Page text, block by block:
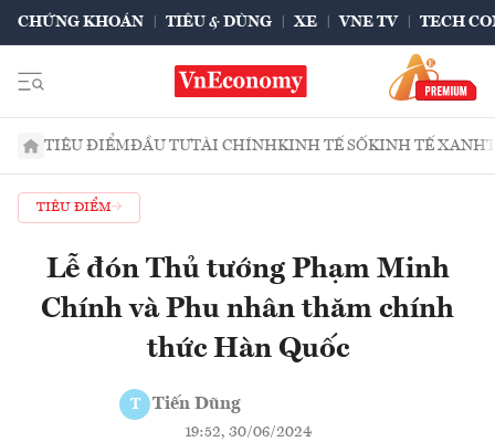
CHỨNG KHOÁN TIÊU & DÙNG XE VNE TV TECH
TIÊU ĐIỂMĐẦU TƯTÀI CHÍNHKINH TẾ SỐKINH TẾ XANH
TIÊU ĐIỂM
Lễ đón Thủ tướng Phạm Minh
Chính và Phu nhân thăm chính
thức Hàn Quốc
T Tiến Dũng
19:52, 30/06/2024